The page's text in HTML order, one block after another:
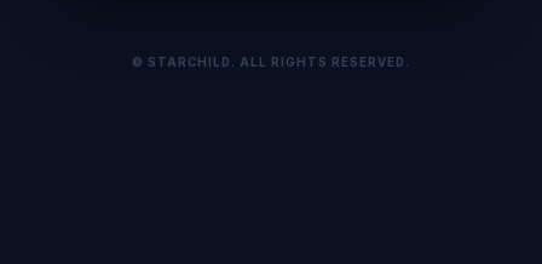
© STARCHILD. ALL RIGHTS RESERVED.